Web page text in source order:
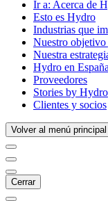
Ir a: Acerca de
Esto es Hydro
Industrias que
Nuestro objetivo
Nuestra
Hydro en España
Proveedores
Stories by Hydro
Clientes y socios
Volver al menú principal
Cerrar